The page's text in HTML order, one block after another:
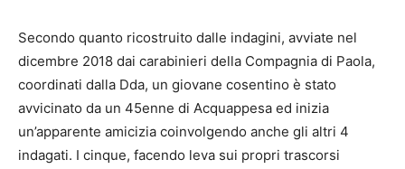
Secondo quanto ricostruito dalle indagini, avviate nel
dicembre 2018 dai carabinieri della Compagnia di Paola,
coordinati dalla Dda, un giovane cosentino è stato
avvicinato da un 45enne di Acquappesa ed inizia
un’apparente amicizia coinvolgendo anche gli altri 4
indagati. I cinque, facendo leva sui propri trascorsi